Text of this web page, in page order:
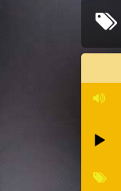
Audio-
Player